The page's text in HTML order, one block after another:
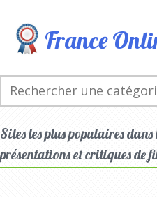
France
Sites les plus populaires
présentations et critiques de